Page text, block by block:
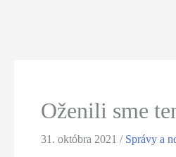
Oženili sme
31. októbra 2021/ Správy a